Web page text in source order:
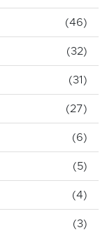
(46)
(32)
(31)
(27)
(6)
(5)
(4)
(3)